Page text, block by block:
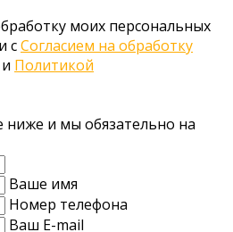
моих персональных
сСогласием на обработку
и Политикой
и мы обязательно на
Ваше имя
Номер телефона
Ваш E-mail